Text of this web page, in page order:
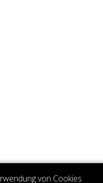
von Cookies